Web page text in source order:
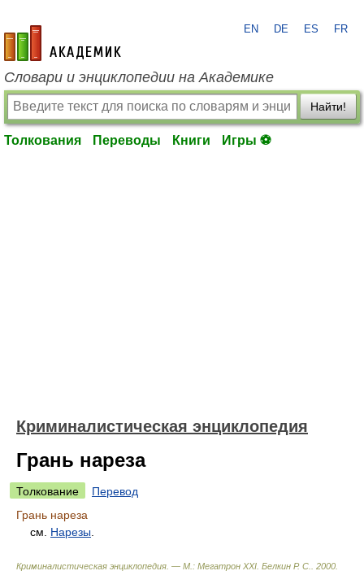
academic.ru
EN DE ES FR
Словари и энциклопедии на Академике
Найти!
Толкования Переводы Книги Игры ⚽
Криминалистическая энциклопедия
Грань нареза
Толкование
Перевод
Грань нареза
см. Нарезы
Криминалистическая энциклопедия. — М.: Мегатрон XXI Белкин Р. С. 2000